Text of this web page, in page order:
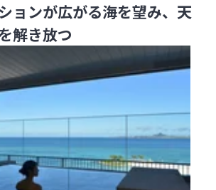
ョンが広がる海を望み、天
解き放つ